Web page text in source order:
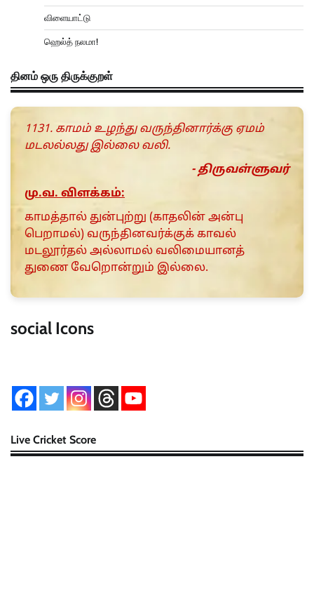
விளையாட்டு
ஹெல்த் நலமா!
தினம் ஒரு திருக்குறள்
1131. காமம் உழந்து வருந்தினார்க்கு ஏமம்
மடலல்லது இல்லை வலி.
- திருவள்ளுவர்
மு.வ. விளக்கம்:
காமத்தால் துன்புற்று (காதலின் அன்பு
பெறாமல்) வருந்தினவர்க்குக் காவல்
மடலூர்தல் அல்லாமல் வலிமையானத்
துணை வேறொன்றும் இல்லை.
social Icons
Live Cricket Score